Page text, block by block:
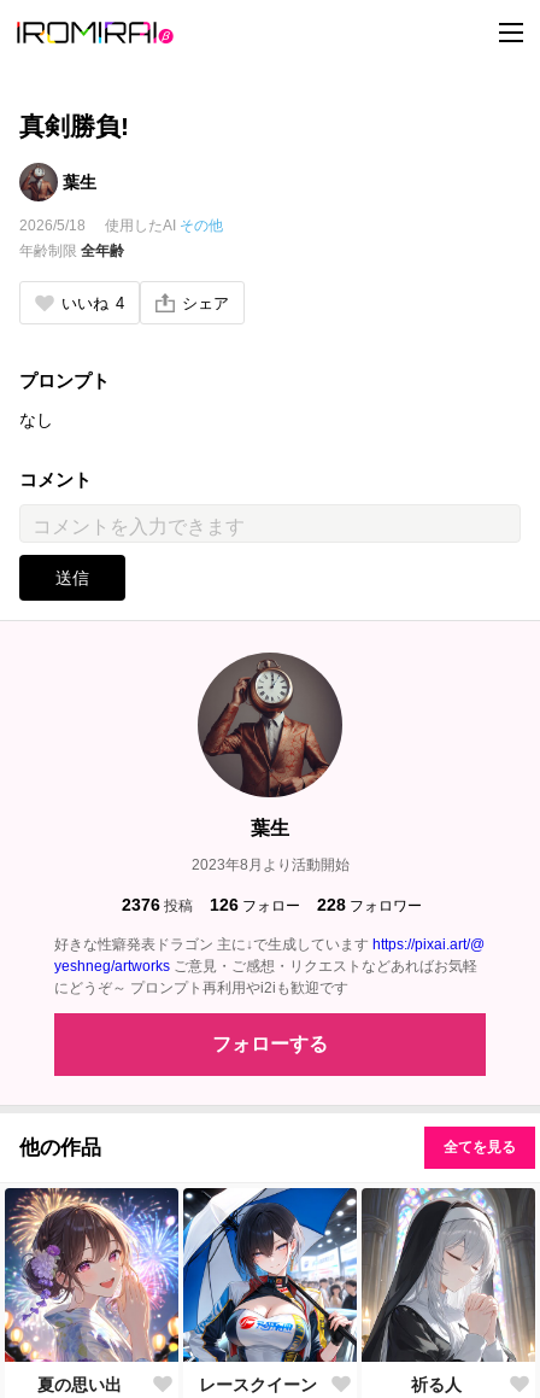
t
o
真剣勝負!
葉生
2026/5/18 使用したAI その他
年齢制限 全年齢
いいね 4 シェア
プロンプト
なし
コメント
送信
葉生
2023年8月より活動開始
2376 投稿 126 フォロー 228 フォロワー
好きな性癖発表ドラゴン 主に↓で生成しています https://pixai.art/@
yeshneg/artworksご意見・ご感想・リクエストなどあればお気軽
にどうぞ～ プロンプト再利用やi2iも歓迎です
フォローする
他の作品 全てを見る
夏の思い出 レースクイーン 祈る人